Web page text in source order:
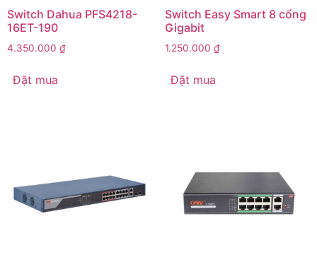
Switch Dahua PFS4218-
16ET-190
4.350.000 ₫
Đặt mua
Switch Easy Smart 8 cổng
Gigabit
1.250.000 ₫
Đặt mua